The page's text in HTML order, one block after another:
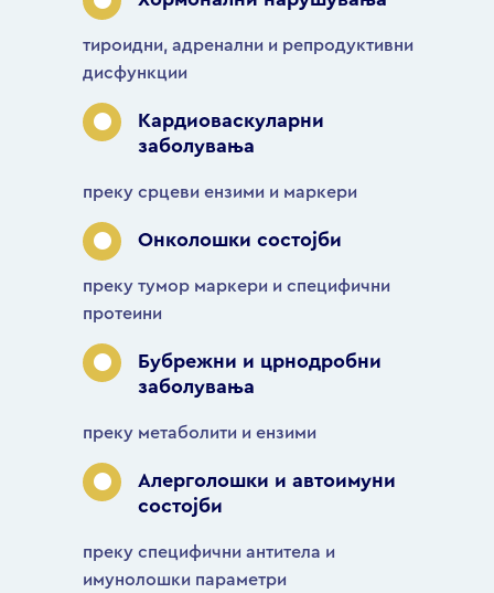
тироидни, адренални и репродуктивни
дисфункции
Кардиоваскуларни
заболувања
преку срцеви ензими и маркери
Онколошки состојби
преку тумор маркери и специфични
протеини
Бубрежни и црнодробни
заболувања
преку метаболити и ензими
Алерголошки и автоимуни
состојби
преку специфични антитела и
имунолошки параметри